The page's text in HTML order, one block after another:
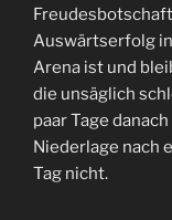
Auswärtserfolg
Arena ist und
die unsäglich
paar Tage
Niederlage nach
Tag nicht.